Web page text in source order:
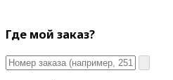
Где мой заказ?